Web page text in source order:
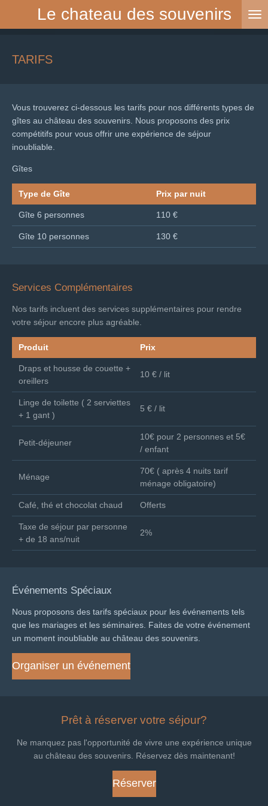
Le chateau des souvenirs
TARIFS
Vous trouverez ci-dessous les tarifs pour nos différents types de
gîtes au château des souvenirs. Nous proposons des prix
compétitifs pour vous offrir une expérience de séjour
inoubliable.
Gîtes
Type de Gîte Prix par nuit
Gîte 6 personnes 110 €
Gîte 10 personnes 130 €
Services Complémentaires
Nos tarifs incluent des services supplémentaires pour rendre
votre séjour encore plus agréable.
Produit Prix
Draps et housse de couette +
oreillers
10 € / lit
Linge de toilette ( 2 serviettes
+ 1 gant )
5 € / lit
Petit-déjeuner
10€ pour 2 personnes et 5€
/ enfant
Ménage
70€ ( après 4 nuits tarif
ménage obligatoire)
Café, thé et chocolat chaud Offerts
Taxe de séjour par personne
+ de 18 ans/nuit
2%
Événements Spéciaux
Nous proposons des tarifs spéciaux pour les événements tels
que les mariages et les séminaires. Faites de votre événement
un moment inoubliable au château des souvenirs.
Organiser un événement
Prêt à réserver votre séjour?
Ne manquez pas l'opportunité de vivre une expérience unique
au château des souvenirs. Réservez dès maintenant!
Réserver